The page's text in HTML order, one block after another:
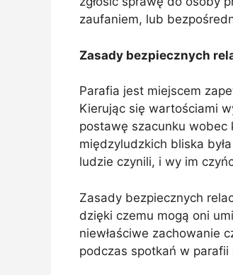
zaufaniem, lub
Zasady bezpiecznych
Parafia jest miejscem
Kierując się wartościami
postawę szacunku wobec
międzyludzkich bliska
ludzie czynili, i wy im
Zasady bezpiecznych
dzięki czemu mogą oni
niewłaściwe zachowanie
podczas spotkań w